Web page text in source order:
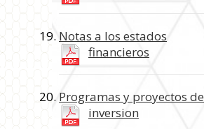
Notas a los estados
financieros
Programas y proyectos de
inversion